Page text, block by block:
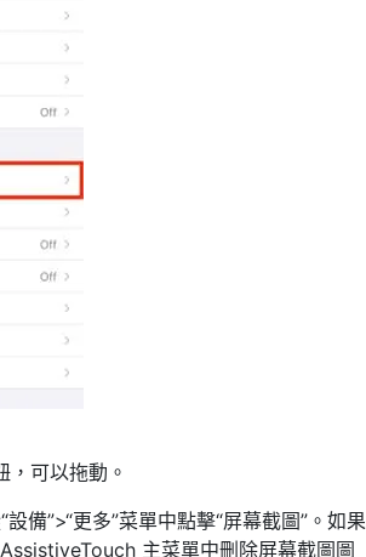
可以拖動。
備”>“更多”菜單中點擊“屏幕截圖”。如果
主菜單中刪除屏幕截圖圖